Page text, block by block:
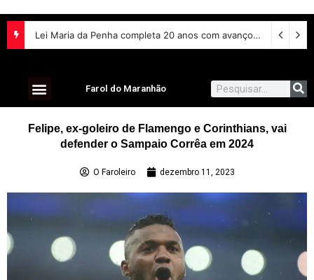
Projeto torna vacina contra HPV obrigatória e prioriza testes moleculares para câncer de colo do útero
Farol do Maranhão
Felipe, ex-goleiro de Flamengo e Corinthians, vai
defender o Sampaio Corrêa em 2024
O Faroleiro dezembro 11, 2023